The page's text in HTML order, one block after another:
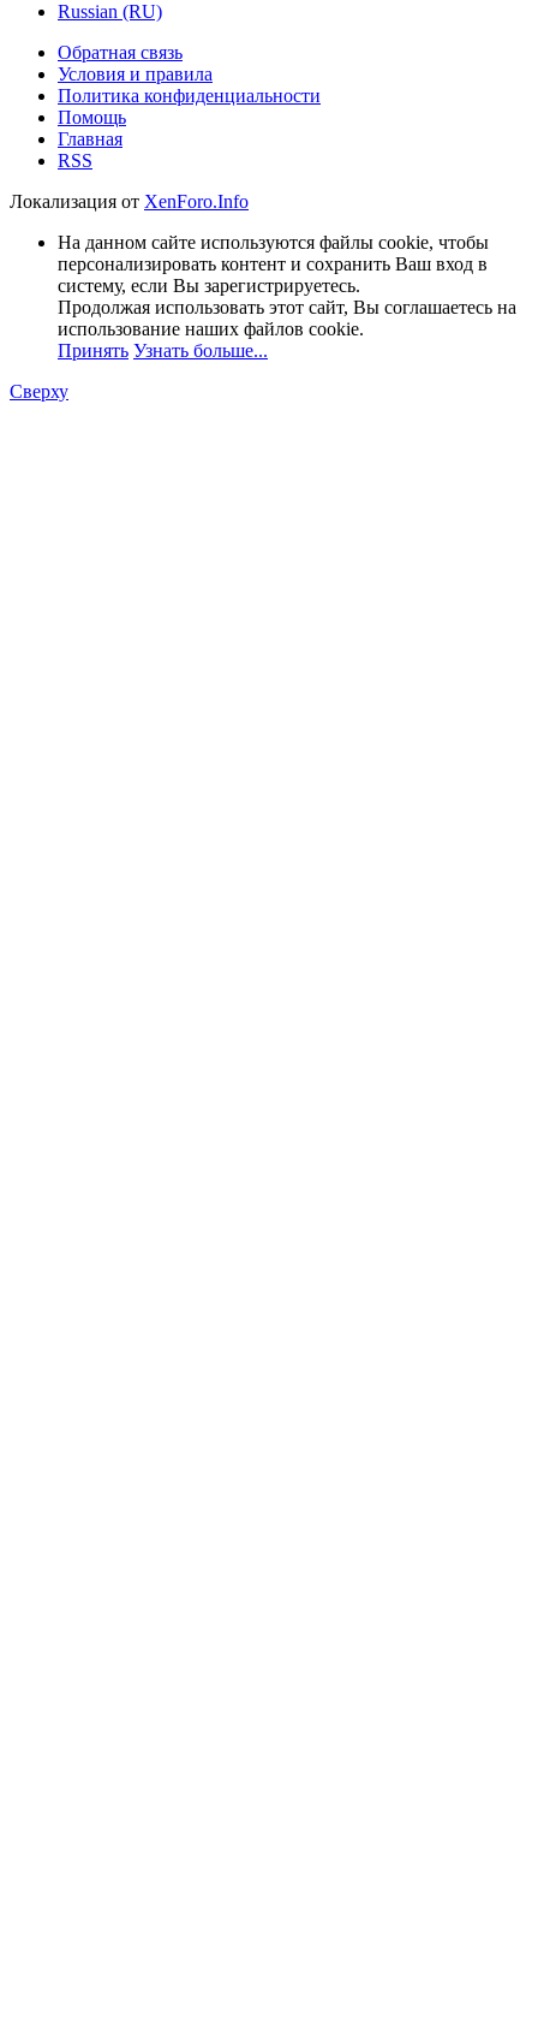
Russian (RU)
Обратная связь
Условия и правила
Политика конфиденциальности
Помощь
Главная
RSS
Локализация от XenForo.Info
На данном сайте используются файлы cookie, чтобы
персонализировать контент и сохранить Ваш вход в
систему, если Вы зарегистрируетесь.
Продолжая использовать этот сайт, Вы соглашаетесь на
использование наших файлов cookie.
Принять Узнать больше...
Сверху